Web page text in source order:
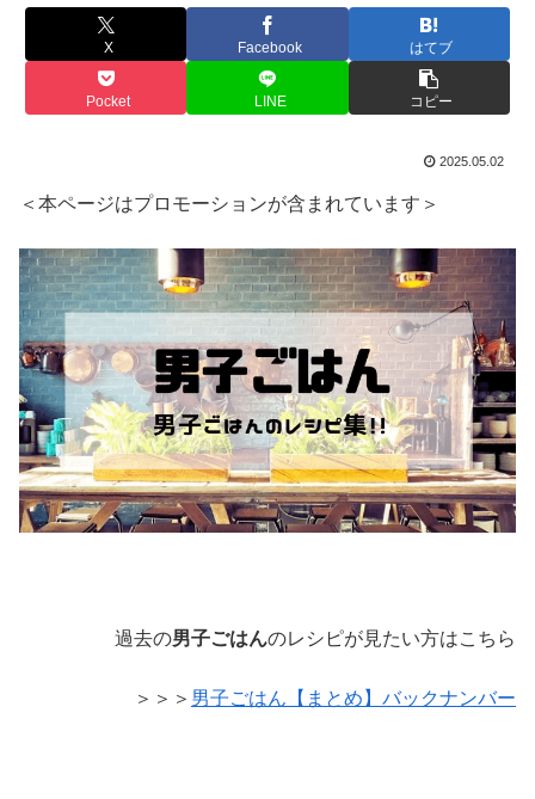
X Facebook はてブ
Pocket LINE コピー
2025.05.02
＜本ページはプロモーションが含まれています＞
過去の男子ごはんのレシピが見たい方はこちら
＞＞＞ 男子ごはん【まとめ】バックナンバー